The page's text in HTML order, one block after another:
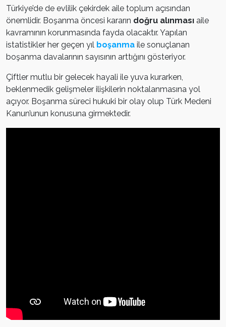
Türkiye’de de evlilik çekirdek aile toplum açısından
önemlidir. Boşanma öncesi kararın doğru alınması aile
kavramının korunmasında fayda olacaktır. Yapılan
istatistikler her geçen yıl boşanma ile sonuçlanan
boşanma davalarının sayısının arttığını gösteriyor.
Çiftler mutlu bir gelecek hayali ile yuva kurarken,
beklenmedik gelişmeler ilişkilerin noktalanmasına yol
açıyor. Boşanma süreci hukuki bir olay olup Türk Medeni
Kanun’unun konusuna girmektedir.